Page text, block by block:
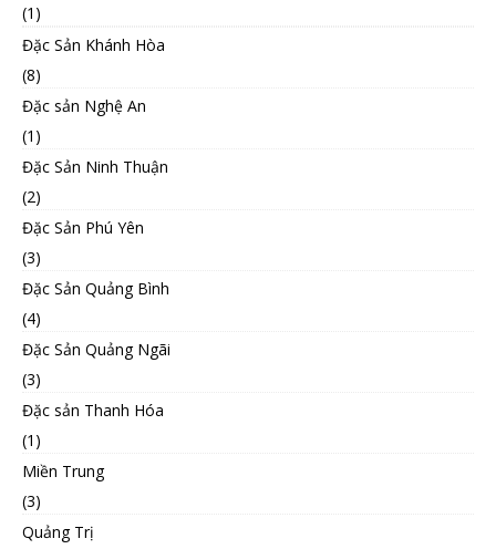
(1)
Đặc Sản Khánh Hòa
(8)
Đặc sản Nghệ An
(1)
Đặc Sản Ninh Thuận
(2)
Đặc Sản Phú Yên
(3)
Đặc Sản Quảng Bình
(4)
Đặc Sản Quảng Ngãi
(3)
Đặc sản Thanh Hóa
(1)
Miền Trung
(3)
Quảng Trị